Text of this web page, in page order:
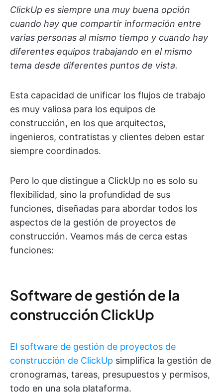
ClickUp es siempre una muy buena opción
cuando hay que compartir información entre
varias personas al mismo tiempo y cuando hay
diferentes equipos trabajando en el mismo
tema desde diferentes puntos de vista.
Esta capacidad de unificar los flujos de trabajo
es muy valiosa para los equipos de
construcción, en los que arquitectos,
ingenieros, contratistas y clientes deben estar
siempre coordinados.
Pero lo que distingue a ClickUp no es solo su
flexibilidad, sino la profundidad de sus
funciones, diseñadas para abordar todos los
aspectos de la gestión de proyectos de
construcción. Veamos más de cerca estas
funciones:
Software de gestión de la
construcción ClickUp
El software de gestión de proyectos de
construcción de ClickUp simplifica la gestión de
cronogramas, tareas, presupuestos y permisos,
todo en una sola plataforma.